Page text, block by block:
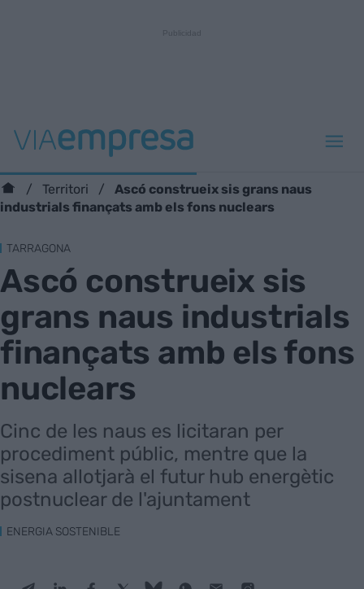
Territori
Ascó construeix sis grans naus
industrials finançats amb els fons nuclears
TARRAGONA
Ascó construeix sis
grans naus industrials
finançats amb els fons
nuclears
Cinc de les naus es licitaran per
procediment públic, mentre que la
sisena allotjarà el futur hub energètic
postnuclear de l'ajuntament
ENERGIA SOSTENIBLE